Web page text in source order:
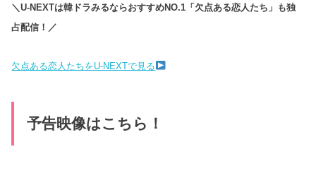
＼U-NEXTは韓ドラみるならおすすめNO.1「欠点ある恋人たち」も独
占配信！／
欠点ある恋人たちをU-NEXTで見る
予告映像はこちら！